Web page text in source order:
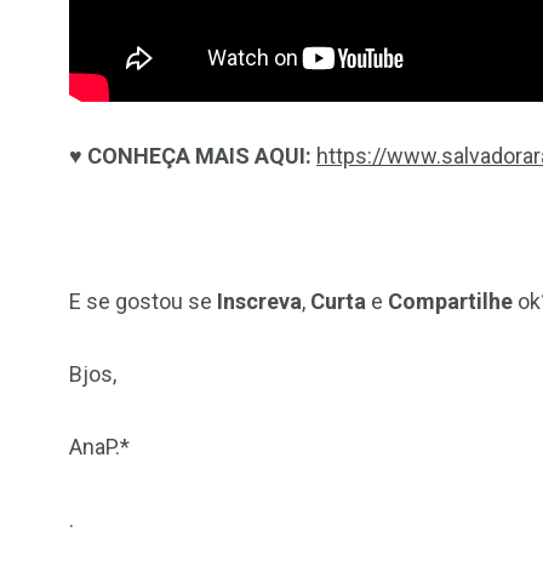
♥ CONHEÇA MAIS AQUI: https://
E se gostou se Inscreva, Curta e Compartilhe
Bjos,
AnaP.*
.